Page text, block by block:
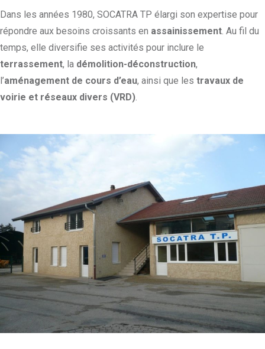
Dans les années 1980, SOCATRA TP élargi son expertise pour
répondre aux besoins croissants en assainissement. Au fil du
temps, elle diversifie ses activités pour inclure le
terrassement, la démolition-déconstruction,
l’aménagement de cours d’eau, ainsi que les travaux de
voirie et réseaux divers (VRD).